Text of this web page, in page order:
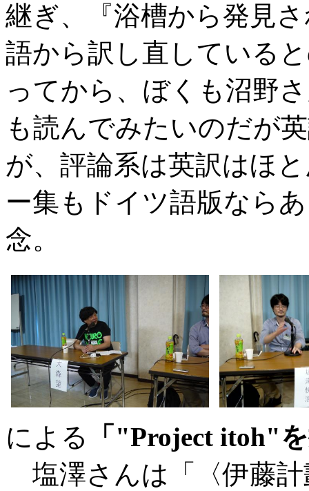
継ぎ、『浴槽から発見
語から訳し直している
ってから、ぼくも沼野
も読んでみたいのだが
が、評論系は英訳はほ
ー集もドイツ語版なら
念。
による
「"Project itoh"
塩澤さんは「〈伊藤